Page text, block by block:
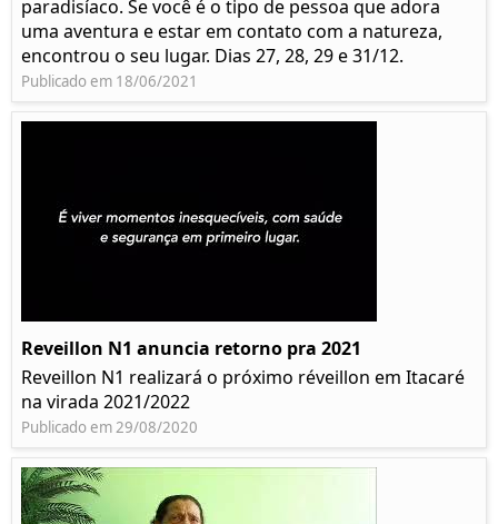
paradisíaco. Se você é o tipo de pessoa que adora
uma aventura e estar em contato com a natureza,
encontrou o seu lugar. Dias 27, 28, 29 e 31/12.
Publicado em 18/06/2021
Reveillon N1 anuncia retorno pra 2021
Reveillon N1 realizará o próximo réveillon em Itacaré
na virada 2021/2022
Publicado em 29/08/2020